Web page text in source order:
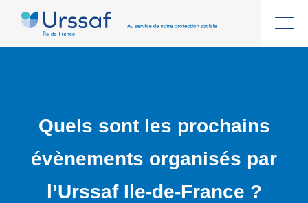
Quels sont les prochains
évènements organisés par
l’Urssaf Ile-de-France ?